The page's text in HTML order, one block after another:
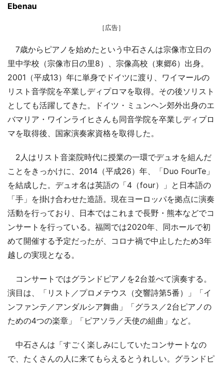
Ebenau
［広告］
7歳からピアノを始めたという中石さんは宗像市立日の
里中学校（宗像市日の里8）、宗像高校（東郷6）出身。
2001（平成13）年に単身でドイツに渡り、ワイマールの
リスト音学院を卒業しディプロマを取得。その後ソリスト
としても活躍してきた。ドイツ・ミュンヘン郊外出身のエ
バマリア・ワインライヒさんも同音学院を卒業しディプロ
マを取得後、国家演奏家資格を取得した。
2人はリスト音楽院時代に授業の一環でデュオを組んだ
ことをきっかけに、2014（平成26）年、「Duo FourTe」
を結成した。デュオ名は英語の「4（four）」と日本語の
「手」を掛け合わせた造語。現在ヨーロッパを拠点に演奏
活動を行っており、日本ではこれまで長野・熊本などでコ
ンサートを行っている。福岡では2020年、同ホールで初
めて開催する予定だったが、コロナ禍で中止したため3年
越しの実現となる。
コンサートではグランドピアノを2台並べて演奏する。
演目は、「リスト／プロメテウス（交響詩第5番）」「イ
ンファンテ／アンダルシア舞曲」「グラス／2台ピアノの
ための4つの楽章」「ピアソラ／天使の組曲」など。
中石さんは「すごく楽しみにしていたコンサートなの
で、たくさんの人に来てもらえるとうれしい。グランドピ